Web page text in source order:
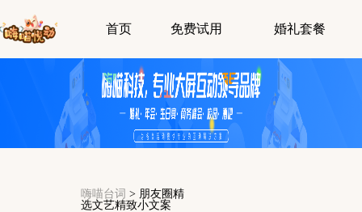
首页 免费试用 婚礼套餐
嗨喵台词 > 朋友圈精
选文艺精致小文案